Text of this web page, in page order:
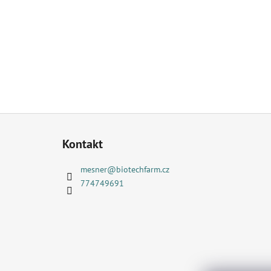
Kontakt
mesner@biotechfarm.cz
774749691